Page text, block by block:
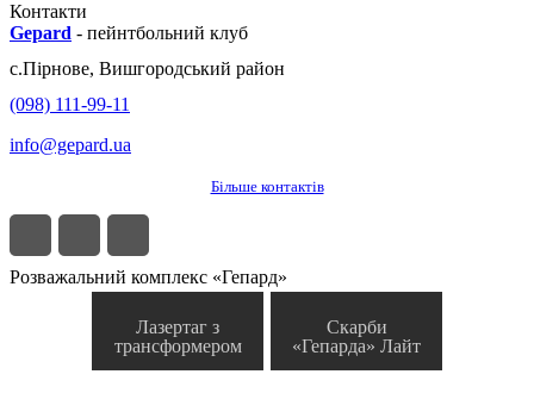
Контакти
Gepard - пейнтбольний клуб
с.Пірнове, Вишгородський район
(098) 111-99-11
info@gepard.ua
Більше контактів
Розважальний комплекс «Гепард»
Лазертаг з
трансформером
Скарби
«Гепарда» Лайт